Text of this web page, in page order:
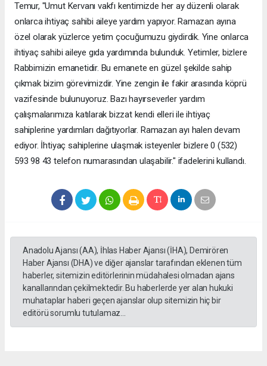
Temur, "Umut Kervanı vakfı kentimizde her ay düzenli olarak
onlarca ihtiyaç sahibi aileye yardım yapıyor. Ramazan ayına
özel olarak yüzlerce yetim çocuğumuzu giydirdik. Yine onlarca
ihtiyaç sahibi aileye gıda yardımında bulunduk. Yetimler, bizlere
Rabbimizin emanetidir. Bu emanete en güzel şekilde sahip
çıkmak bizim görevimizdir. Yine zengin ile fakir arasında köprü
vazifesinde bulunuyoruz. Bazı hayırseverler yardım
çalışmalarımıza katılarak bizzat kendi elleri ile ihtiyaç
sahiplerine yardımları dağıtıyorlar. Ramazan ayı halen devam
ediyor. İhtiyaç sahiplerine ulaşmak isteyenler bizlere 0 (532)
593 98 43 telefon numarasından ulaşabilir." ifadelerini kullandı.
Anadolu Ajansı (AA), İhlas Haber Ajansı (İHA), Demirören
Haber Ajansı (DHA) ve diğer ajanslar tarafından eklenen tüm
haberler, sitemizin editörlerinin müdahalesi olmadan ajans
kanallarından çekilmektedir. Bu haberlerde yer alan hukuki
muhataplar haberi geçen ajanslar olup sitemizin hiç bir
editörü sorumlu tutulamaz...